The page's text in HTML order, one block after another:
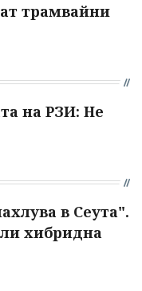
трамвайни
на РЗИ: Не
в Сеута".
хибридна